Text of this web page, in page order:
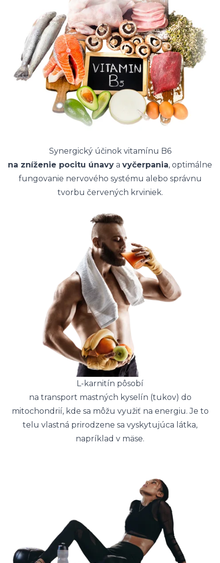
Synergický účinok vitamínu B6
na zníženie pocitu únavy a vyčerpania, optimálne
fungovanie nervového systému alebo správnu
tvorbu červených krviniek.
L-karnitín pôsobí
na transport mastných kyselín (tukov) do
mitochondrií, kde sa môžu využiť na energiu. Je to
telu vlastná prirodzene sa vyskytujúca látka,
napríklad v mäse.